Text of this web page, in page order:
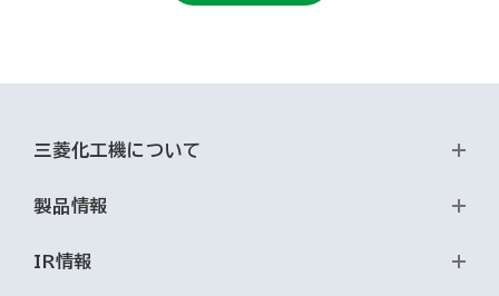
三菱化工機について
製品情報
IR情報